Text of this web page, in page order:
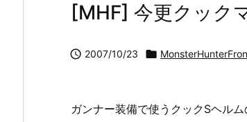
[MHF] 今更クック
 2007/10/23 
ガンナー装備で使うクックSヘル